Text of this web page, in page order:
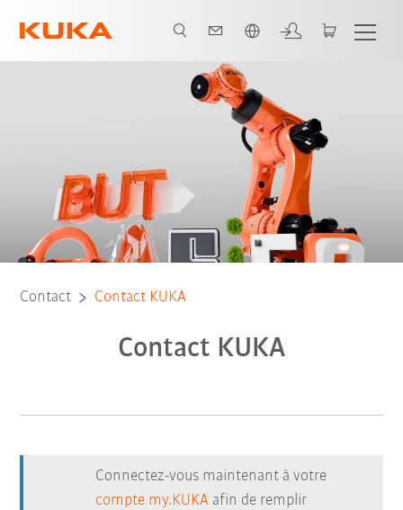
Contact Contact KUKA
Contact KUKA
Connectez-vous maintenant à votre
compte my.KUKA afin de remplir